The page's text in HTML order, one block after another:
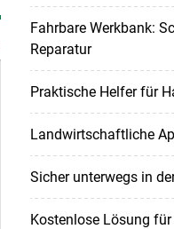
Fahrbare Werkbank:
Reparatur
Praktische Helfer für
Landwirtschaftliche
Sicher unterwegs in
Kostenlose Lösung